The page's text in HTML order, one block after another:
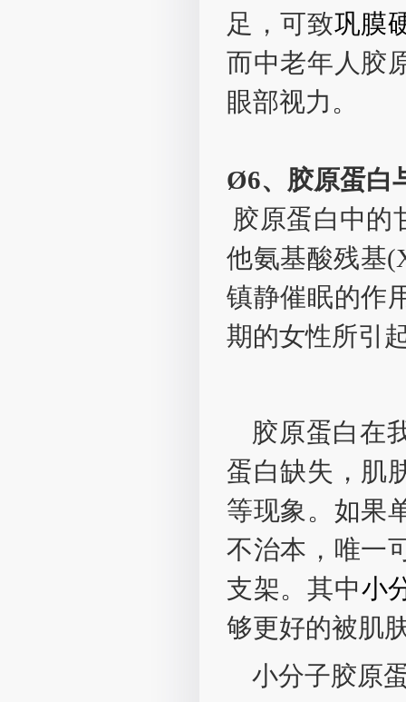
足，可致巩膜
而中老年人胶
眼部视力。
Ø6、胶原蛋白
胶原蛋白中的
他氨基酸残基
镇静催眠的作
期的女性所引
胶原蛋白在
蛋白缺失，肌
等现象。如果
不治本，唯一
支架。其中小
够更好的被肌
小分子胶原